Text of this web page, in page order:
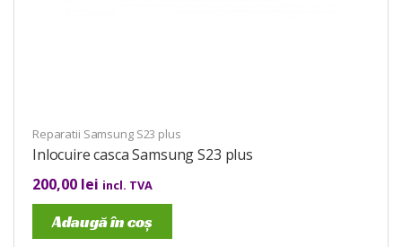
Reparatii Samsung S23 plus
Inlocuire casca Samsung S23 plus
200,00 lei incl. TVA
Adaugă în coș